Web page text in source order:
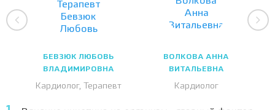
БЕВЗЮК ЛЮБОВЬ
ВЛАДИМИРОВНА
Кардиолог, Терапевт
ВОЛКОВА АННА
ВИТАЛЬЕВНА
Кардиолог